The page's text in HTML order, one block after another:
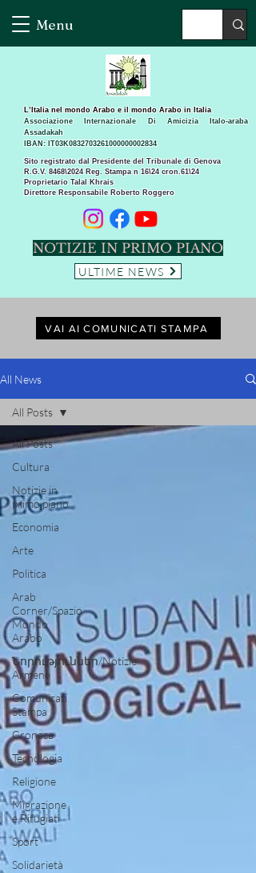
Menu
Sito registrato dal Presidente del Tribunale di Genova
R.G.V. 8468\2024 Reg. Stampa n 16\24 cron.61\24 ​
Proprietario Talal Khrais
Direttore Responsabile Roberto Roggero
L’Italia nel mondo Arabo e il mondo Arabo in Italia
Associazione Internazionale Di Amicizia Italo-araba
Assadakah
IBAN: IT03K0832703261000000002834
NOTIZIE IN PRIMO PIANO
ULTIME NEWS
VAI AI COMUNICATI STAMPA
All News
All Posts
Cultura
Notizie in
primo piano
Economia
Arte
Politica
Arab
Corner/Spazio
Mondo
Arabo
Նորություններ/Notizie
Armene
Comunicati
Stampa
Cronaca
Tecnologia
Religione
Migrazione
e Rifugiati
Sport
Solidarietà
All Posts